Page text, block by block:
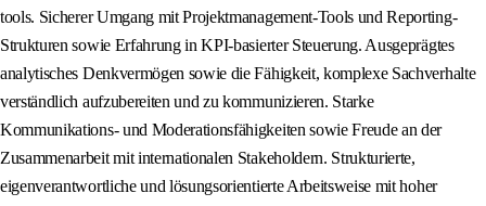
tools. Sicherer Umgang mit Projektmanagement-Tools und Reporting-
Strukturen sowie Erfahrung in KPI-basierter Steuerung. Ausgeprägtes
analytisches Denkvermögen sowie die Fähigkeit, komplexe Sachverhalte
verständlich aufzubereiten und zu kommunizieren. Starke
Kommunikations- und Moderationsfähigkeiten sowie Freude an der
Zusammenarbeit mit internationalen Stakeholdern. Strukturierte,
eigenverantwortliche und lösungsorientierte Arbeitsweise mit hoher